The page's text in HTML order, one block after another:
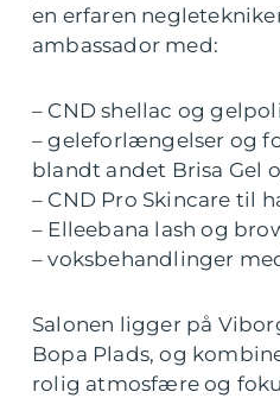
en erfaren
ambassador med:
– CND shellac og
– geleforlængelser og
blandt andet Brisa Gel
– CND Pro Skincare til
– Elleebana lash og
– voksbehandlinger
Salonen ligger på
Bopa Plads, og
rolig atmosfære og